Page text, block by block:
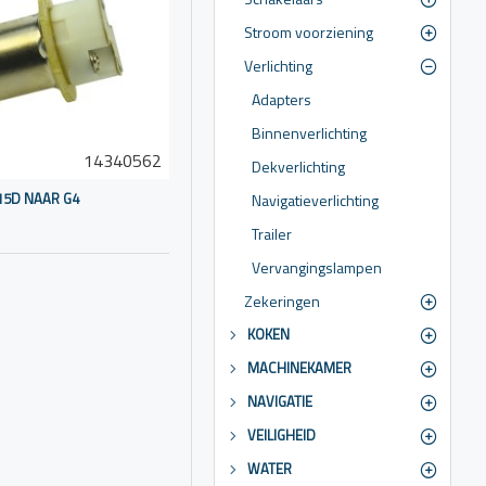
zijn. Deze kan
om de
om de
14340562
NAAR G4
Stroom voorziening
Verlichting
Adapters
Binnenverlichting
Dekverlichting
Navigatieverlichting
Trailer
Vervangingslampen
Zekeringen
KOKEN
MACHINEKAMER
NAVIGATIE
VEILIGHEID
WATER